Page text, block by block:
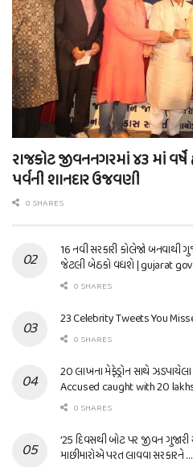
રાજકોટ જીવનનગરમાં ૪૩ માં
પર્વની શાનદાર ઉજવણી
0 SHARES
16 નવી સરકારી કોલેજો બનવાથી
જેટલી બેઠકો વધશે | gujarat
0 SHARES
23 Celebrity Tweets You
0 SHARES
20 લાખના મેફેડ્રોન સાથે
Accused caught with 20
0 SHARES
’25 દિવસથી બોટ પર જીવન ગુજારી
માછીમારોએ પરત લાવવા સરકારને …